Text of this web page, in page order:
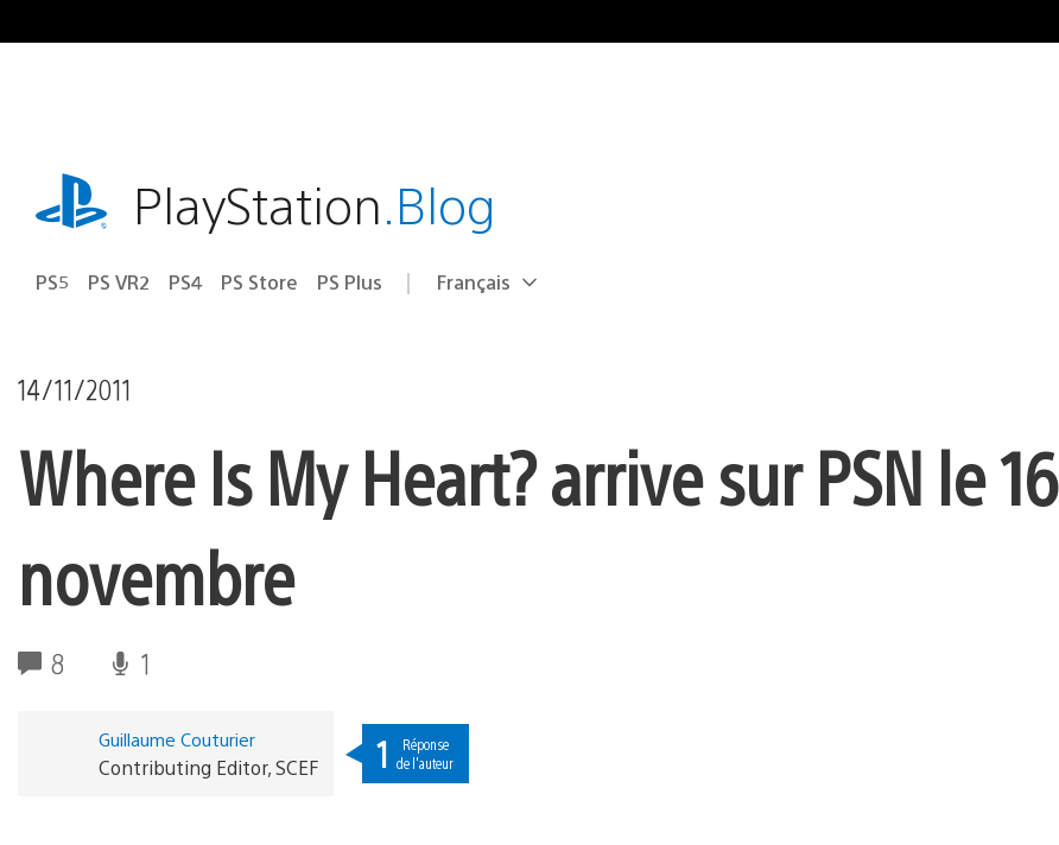
au
playstation.comPlayStation.Blog
PS5 PS VR2 PS4 PS Store PS Plus Choisir
Région
Français
14/11/2011
Where Is My Heart? arrive sur PSN le 16
novembre
8 1
Guillaume Couturier
Contributing Editor, SCEF 1
Réponse
de l'auteur